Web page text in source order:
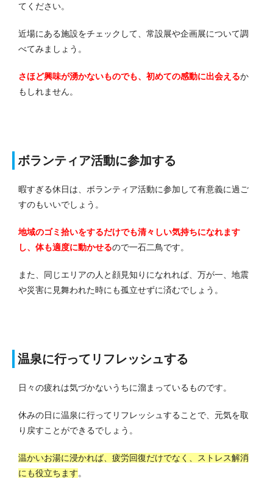
てください。
近場にある施設をチェックして、常設展や企画展について調
べてみましょう。
さほど興味が湧かないものでも、初めての感動に出会えるか
もしれません。
ボランティア活動に参加する
暇すぎる休日は、ボランティア活動に参加して有意義に過ご
すのもいいでしょう。
地域のゴミ拾いをするだけでも清々しい気持ちになれます
し、体も適度に動かせるので一石二鳥です。
また、同じエリアの人と顔見知りになれれば、万が一、地震
や災害に見舞われた時にも孤立せずに済むでしょう。
温泉に行ってリフレッシュする
日々の疲れは気づかないうちに溜まっているものです。
休みの日に温泉に行ってリフレッシュすることで、元気を取
り戻すことができるでしょう。
温かいお湯に浸かれば、疲労回復だけでなく、ストレス解消
にも役立ちます。